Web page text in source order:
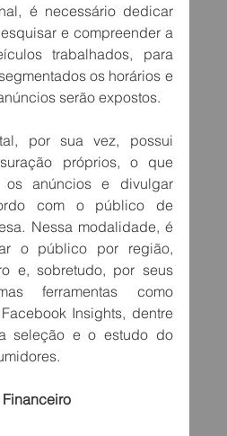
é necessário dedicar
e compreender a
trabalhados, para
os horários e
serão expostos.
por sua vez, possui
próprios, o que
anúncios e divulgar
com o público de
Nessa modalidade, é
o público por região,
e, sobretudo, por seus
ferramentas como
Insights, dentre
seleção e o estudo do
Financeiro